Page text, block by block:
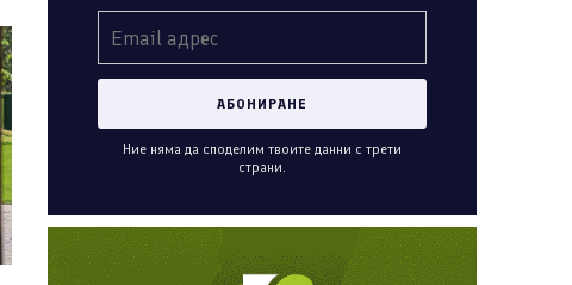
Ние няма да споделим твоите данни с трети
страни.